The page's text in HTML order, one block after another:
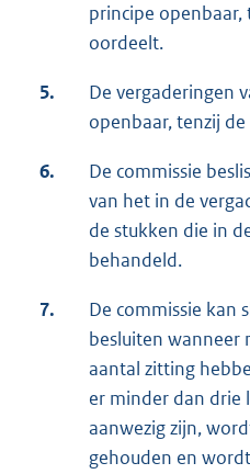
principe
oordeelt.
5.
De vergaderingen
openbaar, tenzij
6.
De commissie
van het in de
de stukken die in
behandeld.
7.
De commissie kan
besluiten wanneer
aantal zitting
er minder dan drie
aanwezig zijn,
gehouden en